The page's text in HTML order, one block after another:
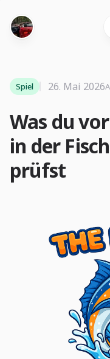
Was du
in der
prüfst
Spiel 26. Mai 2026